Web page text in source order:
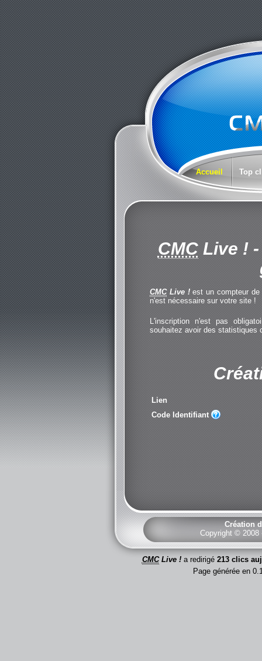
Accueil Top
CMCLive !-
CMCLive !est un compteur de
n'est nécessaire sur votre site !
L'inscription n'est pas
souhaitez avoir des statistiques
Lien
Code Identifiant
Création
Copyright © 2008
CMCLive !a redirigé 213 clics
Page générée en